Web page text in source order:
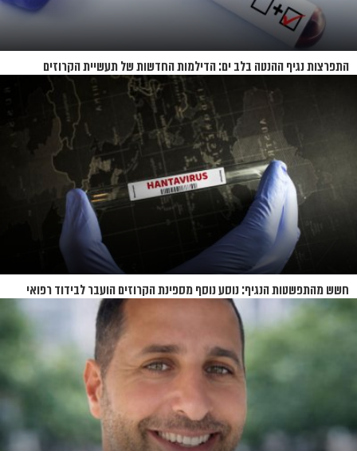
התפרצות נגיף ההנטה בלב ים: הדילמות החדשות של תעשיית הקרוזים
חשש מהתפשטות הנגיף: נוסע נוסף מספינת הקרוזים הועבר לבידוד רפואי
בנברסקה